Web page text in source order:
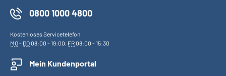
0800 1000 4800
Kostenloses Servicetelefon
MO- DO08:00 - 19:00, FR08:00 - 15:30
Mein Kundenportal